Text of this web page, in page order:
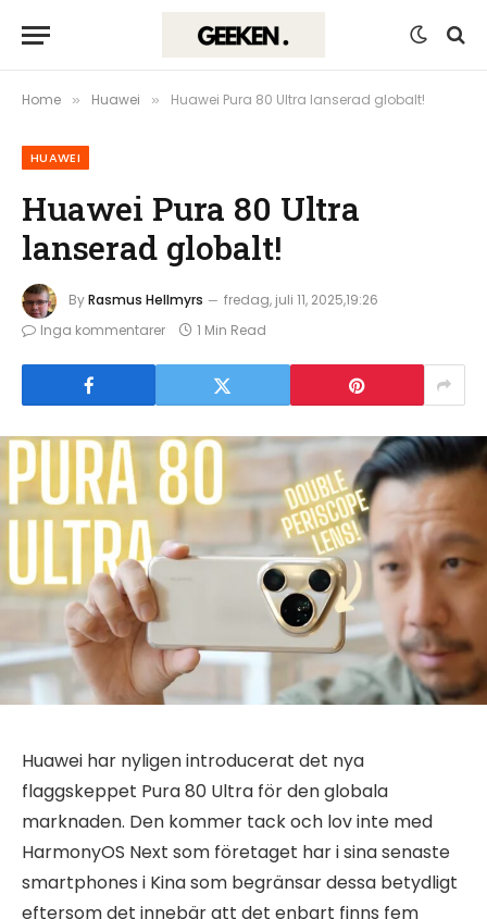
Home » Huawei » Huawei Pura 80 Ultra lanserad globalt!
HUAWEI
Huawei Pura 80 Ultra
lanserad globalt!
ByRasmus Hellmyrs
fredag, juli 11, 2025,19:26
Inga kommentarer
1 Min Read
Huawei har nyligen introducerat det nya
flaggskeppet Pura 80 Ultra för den globala
marknaden. Den kommer tack och lov inte med
HarmonyOS Next som företaget har i sina senaste
smartphones i Kina som begränsar dessa betydligt
eftersom det innebär att det enbart finns fem